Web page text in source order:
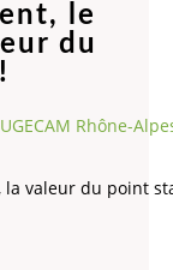
le
du
Rhône-
la valeur du point